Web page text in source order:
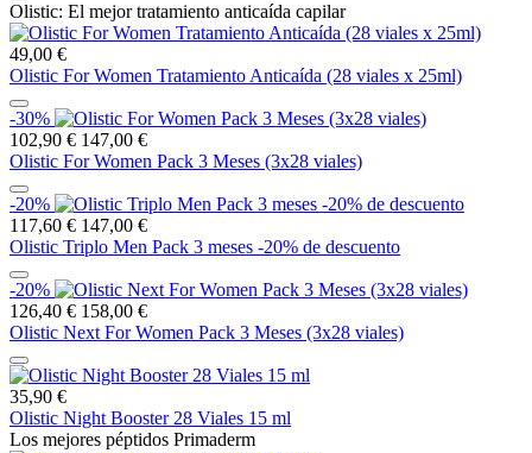
Olistic: El mejor tratamiento anticaída capilar
49,00 €
Olistic For Women Tratamiento Anticaída (28 viales x 25ml)
-30%
102,90 € 147,00 €
Olistic For Women Pack 3 Meses (3x28 viales)
-20%
117,60 € 147,00 €
Olistic Triplo Men Pack 3 meses -20% de descuento
-20%
126,40 € 158,00 €
Olistic Next For Women Pack 3 Meses (3x28 viales)
35,90 €
Olistic Night Booster 28 Viales 15 ml
Los mejores péptidos Primaderm